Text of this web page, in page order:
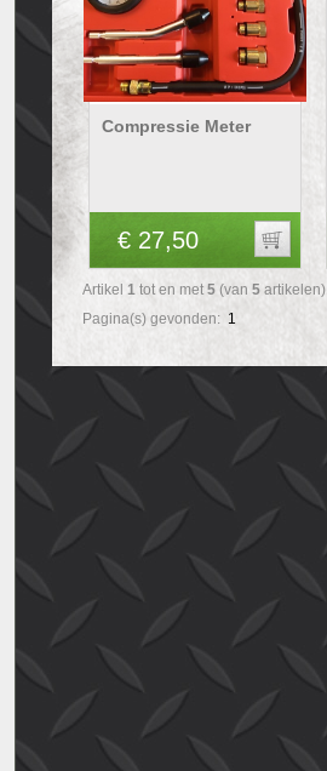
Compressie Meter
€ 27,50
Artikel 1 tot en met5 (van 5 artikelen)
Pagina(s) gevonden: 1